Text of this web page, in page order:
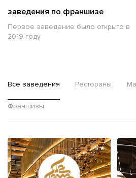
заведения по франшизе
Первое заведение было открыто в
2019 году
Все заведения Рестораны
Франшизы
5 ★